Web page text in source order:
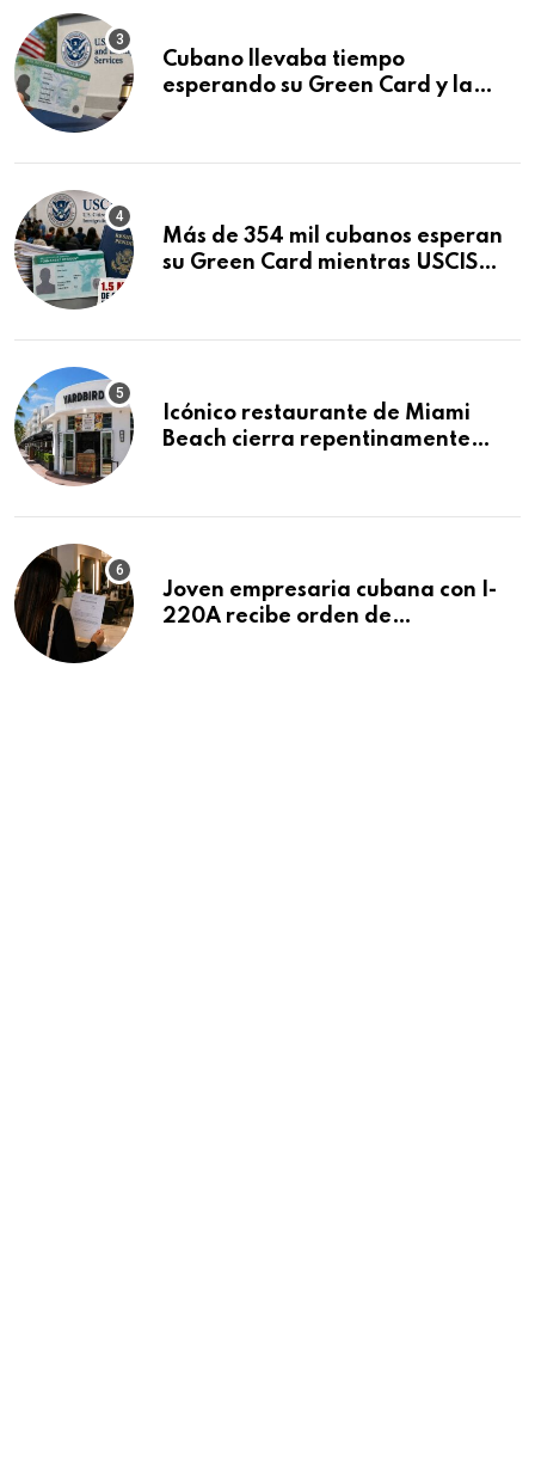
Cubano llevaba tiempo
esperando su Green Card y la
Más de 354 mil cubanos esperan
su Green Card mientras USCIS
Icónico restaurante de Miami
Beach cierra repentinamente
Joven empresaria cubana con I-
220A recibe orden de